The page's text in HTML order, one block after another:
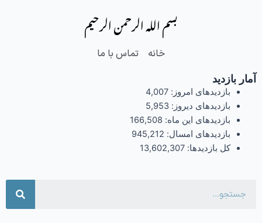
بسم الله الرحمن الرحیم
خانه تماس با ما
آمار بازدید
بازدیدهای امروز: 4,007
بازدیدهای دیروز: 5,953
بازدیدهای این ماه: 166,508
بازدیدهای امسال: 945,212
کل بازدیدها: 13,602,307